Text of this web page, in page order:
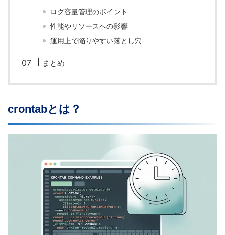
ログ容量管理のポイント
性能やリソースへの影響
運用上で陥りやすい落とし穴
まとめ
crontabとは？